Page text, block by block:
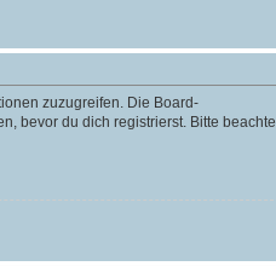
zuzugreifen. Die Board-
bevor du dich registrierst. Bitte beachte